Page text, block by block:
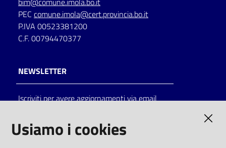
Catalogo
on line
PEC comune.imola@cert.provincia.bo.it
P.IVA 00523381200
C.F. 00794470377
NEWSLETTER
Iscriviti per avere aggiornamenti via email
Usiamo i cookies